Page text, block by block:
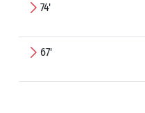
74'
67'